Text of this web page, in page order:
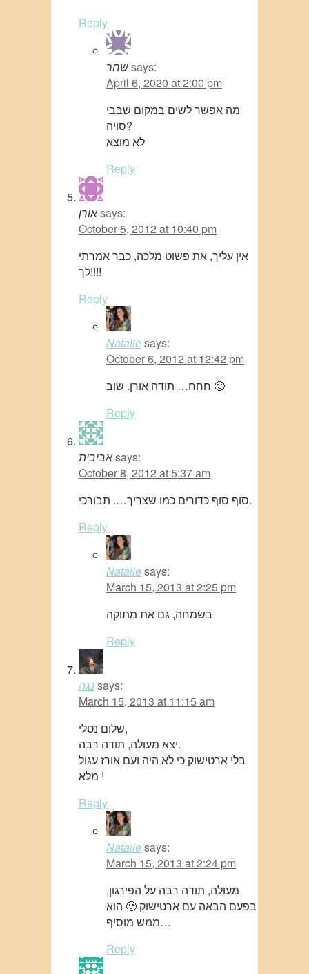
Reply
שחרsays:
April 6, 2020 at 2:00 pm
מה אפשר לשים במקום שבבי
סויה?
לא מוצא
Reply
אורןsays:
October 5, 2012 at 10:40 pm
אין עליך, את פשוט מלכה, כבר אמרתי
לך!!!!
Reply
Nataliesays:
October 6, 2012 at 12:42 pm
חחח… תודה אורן. שוב 🙂
Reply
אביביתsays:
October 8, 2012 at 5:37 am
סוף סוף כדורים כמו שצריך…. תבורכי.
Reply
Nataliesays:
March 15, 2013 at 2:25 pm
בשמחה, גם את מתוקה
Reply
נגהsays:
March 15, 2013 at 11:15 am
שלום נטלי,
יצא מעולה, תודה רבה.
בלי ארטישוק כי לא היה ועם אורז עגול
מלא !
Reply
Nataliesays:
March 15, 2013 at 2:24 pm
מעולה, תודה רבה על הפירגון,
בפעם הבאה עם ארטישוק 🙂 הוא
ממש מוסיף…
Reply